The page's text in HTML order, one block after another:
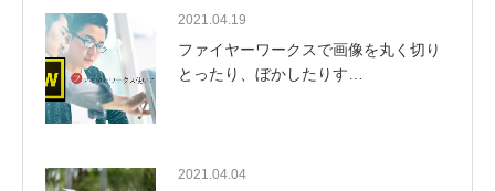
2021.04.19
ファイヤーワークスで画像を丸く切り
とったり、ぼかしたりす…
2021.04.04